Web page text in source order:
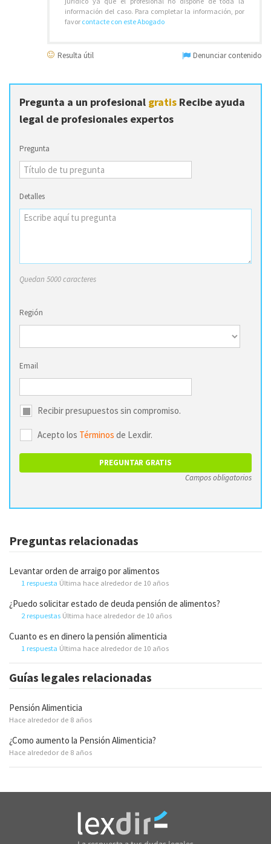
información del caso. Para completar la información, por
favor contacte con este Abogado
Resulta útil Denunciar contenido
Pregunta a un profesional gratis Recibe ayuda
legal de profesionales expertos
Pregunta
Detalles
Quedan 5000 caracteres
Región
Email
Recibir presupuestos sin compromiso.
Acepto los Términos de Lexdir.
Campos obligatorios
Preguntas relacionadas
Levantar orden de arraigo por alimentos
1 respuesta Última hace alrededor de 10 años
¿Puedo solicitar estado de deuda pensión de alimentos?
2 respuestas Última hace alrededor de 10 años
Cuanto es en dinero la pensión alimenticia
1 respuesta Última hace alrededor de 10 años
Guías legales relacionadas
Pensión Alimenticia
Hace alrededor de 8 años
¿Como aumento la Pensión Alimenticia?
Hace alrededor de 8 años